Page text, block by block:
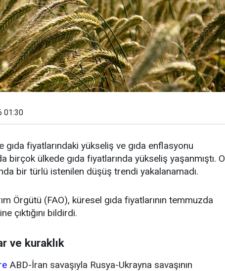
01:30
gıda fiyatlarındaki yükseliş ve gıda enflasyonu
birçok ülkede gıda fiyatlarında yükseliş yaşanmıştı. O
bir türlü istenilen düşüş trendi yakalanamadı.
Örgütü (FAO), küresel gıda fiyatlarının temmuzda
çıktığını bildirdi.
ve kuraklık
ABD-İran savaşıyla Rusya-Ukrayna savaşının